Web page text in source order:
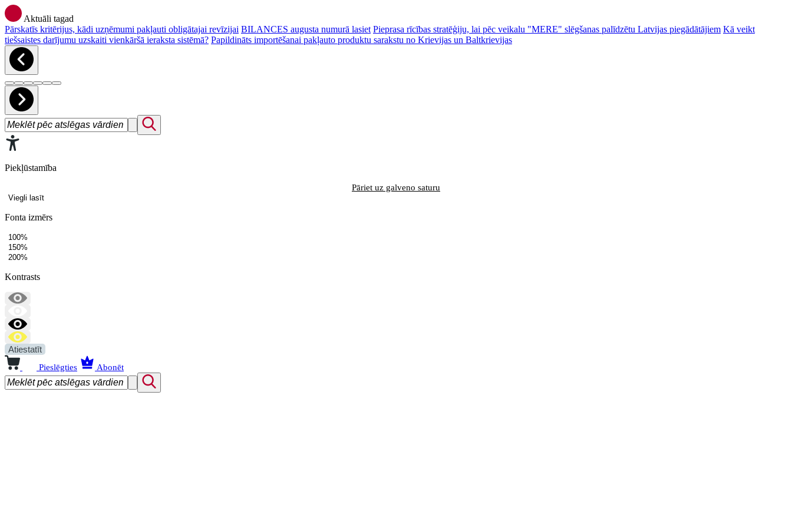
Aktuāli tagad
Pārskatīs kritērijus, kādi uzņēmumi pakļauti obligātajai revīzijai BILANCES augusta numurā lasiet Pieprasa rīcības stratēģiju, lai pēc veikalu "MERE" slēgšanas palīdzētu Latvijas piegādātājiem Kā veikt
tiešsaistes darījumu uzskaiti vienkāršā ieraksta sistēmā? Papildināts importēšanai pakļauto produktu sarakstu no Krievijas un Baltkrievijas
Piekļūstamība
Pāriet uz galveno saturu
Viegli lasīt
Fonta izmērs
100%
150%
200%
Kontrasts
Atiestatīt
Pieslēgties Abonēt